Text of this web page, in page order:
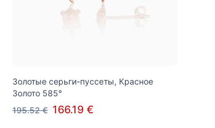
Золотые серьги-пуссеты, Красное
Золото 585°
195.52 € 166.19 €